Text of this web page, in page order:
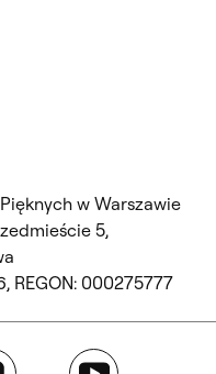
w Warszawie
5,
REGON: 000275777
YouTube